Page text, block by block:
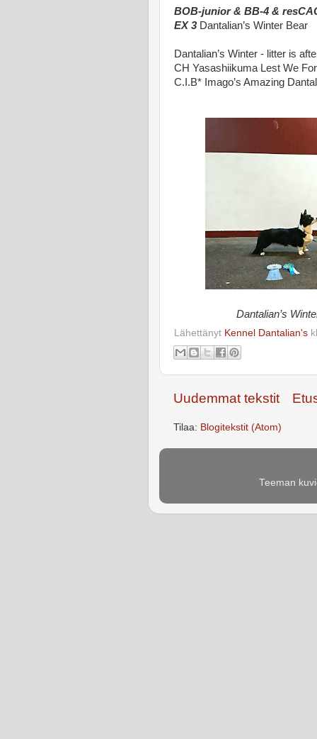
BOB-junior & BB-4 &
EX 3 Dantalian’s Winter Bear
Dantalian’s Winter - litter is
CH Yasashiikuma Lest We
C.I.B* Imago’s Amazing
Dantalian’s
Lähettänyt Kennel Dantalian's
Uudemmat tekstit
Tilaa: Blogitekstit (Atom)
Teeman